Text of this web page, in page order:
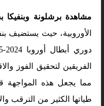
مشاهدة برشلونة وبنفيكا
الفريقين لتحقيق الفوز
مما يجعل هذه المواجهة
طياتها الكثير من الترقب